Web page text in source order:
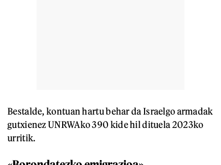
Bestalde, kontuan hartu behar da Israelgo armadak
gutxienez UNRWAko 390 kide hil dituela 2023ko
urritik.